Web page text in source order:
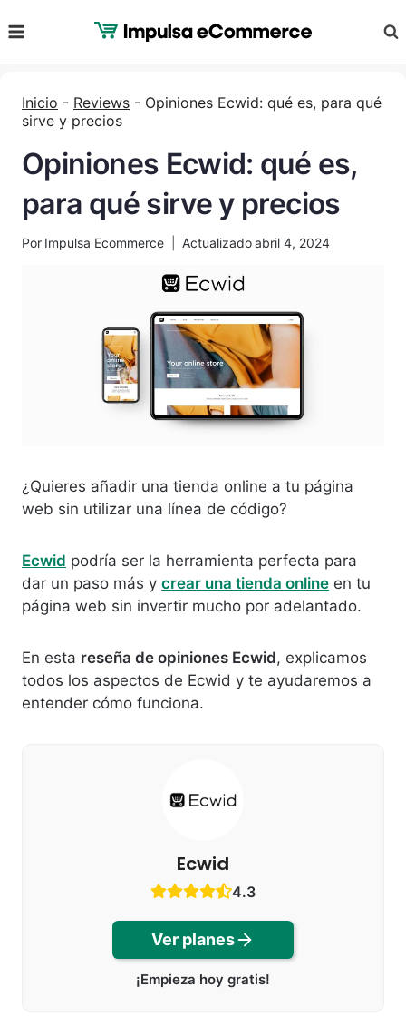
al
Inicio - Reviews - Opiniones Ecwid: qué es, para qué
sirve y precios
Opiniones Ecwid: qué es,
para qué sirve y precios
Por Impulsa Ecommerce Actualizadoabril 4, 2024
¿Quieres añadir una tienda online a tu página
web sin utilizar una línea de código?
Ecwid podría ser la herramienta perfecta para
dar un paso más y crear una tienda online en tu
página web sin invertir mucho por adelantado.
En esta reseña de opiniones Ecwid, explicamos
todos los aspectos de Ecwid y te ayudaremos a
entender cómo funciona.
Ecwid
4.3
Ver planes
¡Empieza hoy gratis!